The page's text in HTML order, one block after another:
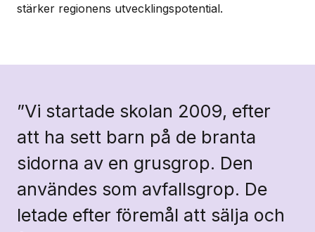
stärker regionens utvecklingspotential.
”Vi startade skolan 2009, efter
att ha sett barn på de branta
sidorna av en grusgrop. Den
användes som avfallsgrop. De
letade efter föremål att sälja och